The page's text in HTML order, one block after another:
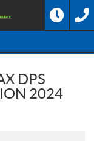
DPS
2024